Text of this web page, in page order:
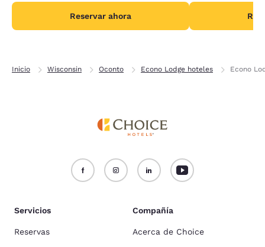
Reservar ahora
Inicio Wisconsin Oconto Econo Lodge hoteles Econo
Servicios
Reservas
Compañía
Acerca de Choice